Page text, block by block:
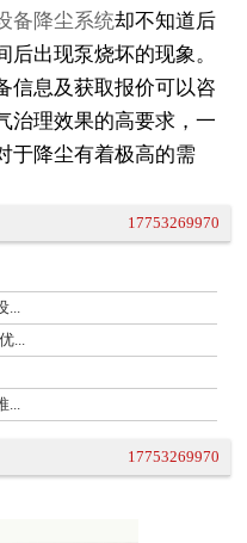
备降尘系统却不知道后
出现泵烧坏的现象。
信息及获取报价可以咨
治理效果的高要求，一
于降尘有着极高的需
17753269970
...
17753269970